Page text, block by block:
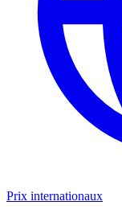
Prix internationaux